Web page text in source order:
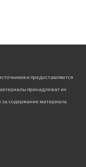
и предоставляются
принадлежат их
за содержание материала